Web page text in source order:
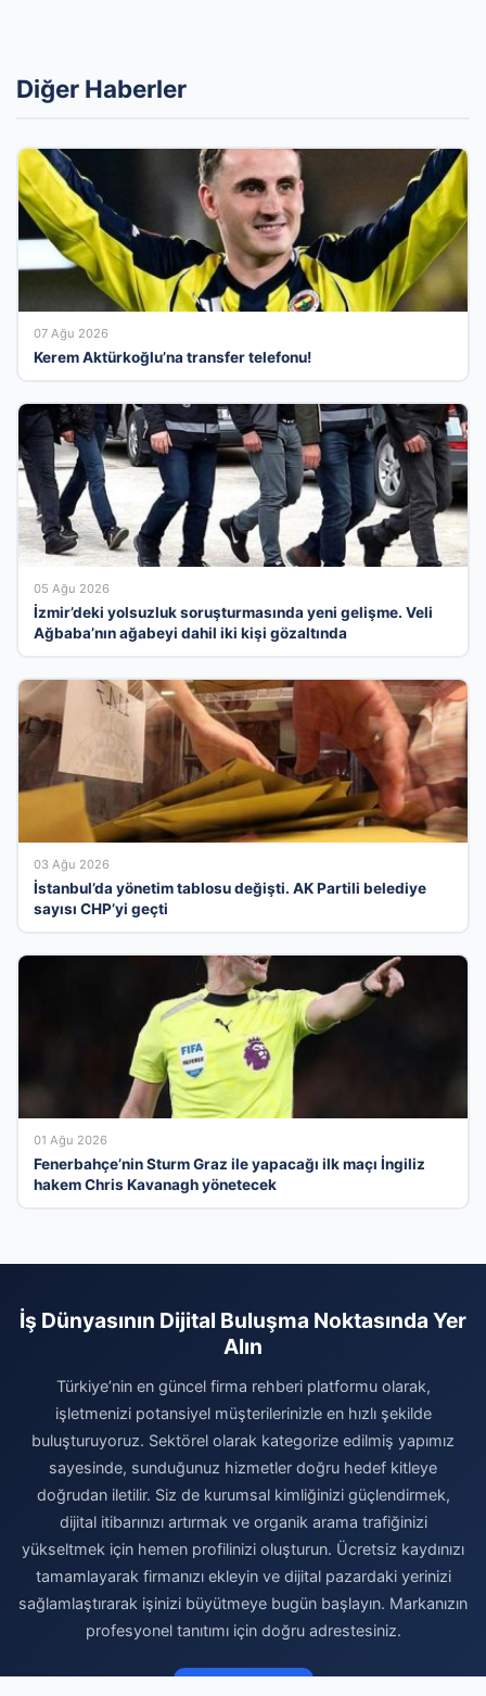
Diğer Haberler
07 Ağu 2026
Kerem Aktürkoğlu’na transfer telefonu!
05 Ağu 2026
İzmir’deki yolsuzluk soruşturmasında yeni gelişme. Veli
Ağbaba’nın ağabeyi dahil iki kişi gözaltında
03 Ağu 2026
İstanbul’da yönetim tablosu değişti. AK Partili belediye
sayısı CHP’yi geçti
01 Ağu 2026
Fenerbahçe’nin Sturm Graz ile yapacağı ilk maçı İngiliz
hakem Chris Kavanagh yönetecek
İş Dünyasının Dijital Buluşma Noktasında Yer
Alın
Türkiye’nin en güncel firma rehberi platformu olarak,
işletmenizi potansiyel müşterilerinizle en hızlı şekilde
buluşturuyoruz. Sektörel olarak kategorize edilmiş yapımız
sayesinde, sunduğunuz hizmetler doğru hedef kitleye
doğrudan iletilir. Siz de kurumsal kimliğinizi güçlendirmek,
dijital itibarınızı artırmak ve organik arama trafiğinizi
yükseltmek için hemen profilinizi oluşturun. Ücretsiz kaydınızı
tamamlayarak firmanızı ekleyin ve dijital pazardaki yerinizi
sağlamlaştırarak işinizi büyütmeye bugün başlayın. Markanızın
profesyonel tanıtımı için doğru adrestesiniz.